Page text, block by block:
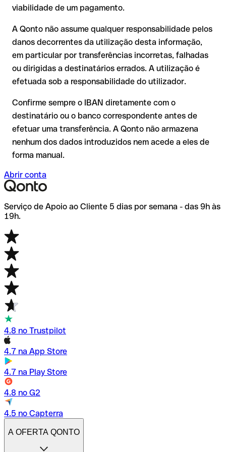
por escrito, especialmente em novas relações comerciais ou
com montantes elevados. A existência de uma conta só pode
ser verificada pelo próprio United Arab Bank ou através de
uma transferência de teste.
destinatário já tiver utilizado o dinheiro
recuperação é consideravelmente mais complexa e implica
comissões adicionais.
Recomendação
: verifique cada IBAN antes de efetuar uma
transferência com o nosso IBAN Checker gratuito e, em caso
de dúvida, confirme-o diretamente com o destinatário. Esta
precaução é especialmente importante com montantes
elevados ou em novas relações comerciais.
viabilidade de um pagamento.
A Qonto não assume qualquer responsabilidade pelos
danos decorrentes da utilização desta informação,
em particular por transferências incorretas, falhadas
ou dirigidas a destinatários errados. A utilização é
efetuada sob a responsabilidade do utilizador.
Confirme sempre o IBAN diretamente com o
destinatário ou o banco correspondente antes de
efetuar uma transferência. A Qonto não armazena
nenhum dos dados introduzidos nem acede a eles de
forma manual.
Abrir conta
Serviço de Apoio ao Cliente 5 dias por semana - das 9h às
19h.
4.8 no Trustpilot
4.7 na App Store
4.7 na Play Store
4.8 no G2
4.5 no Capterra
A OFERTA QONTO